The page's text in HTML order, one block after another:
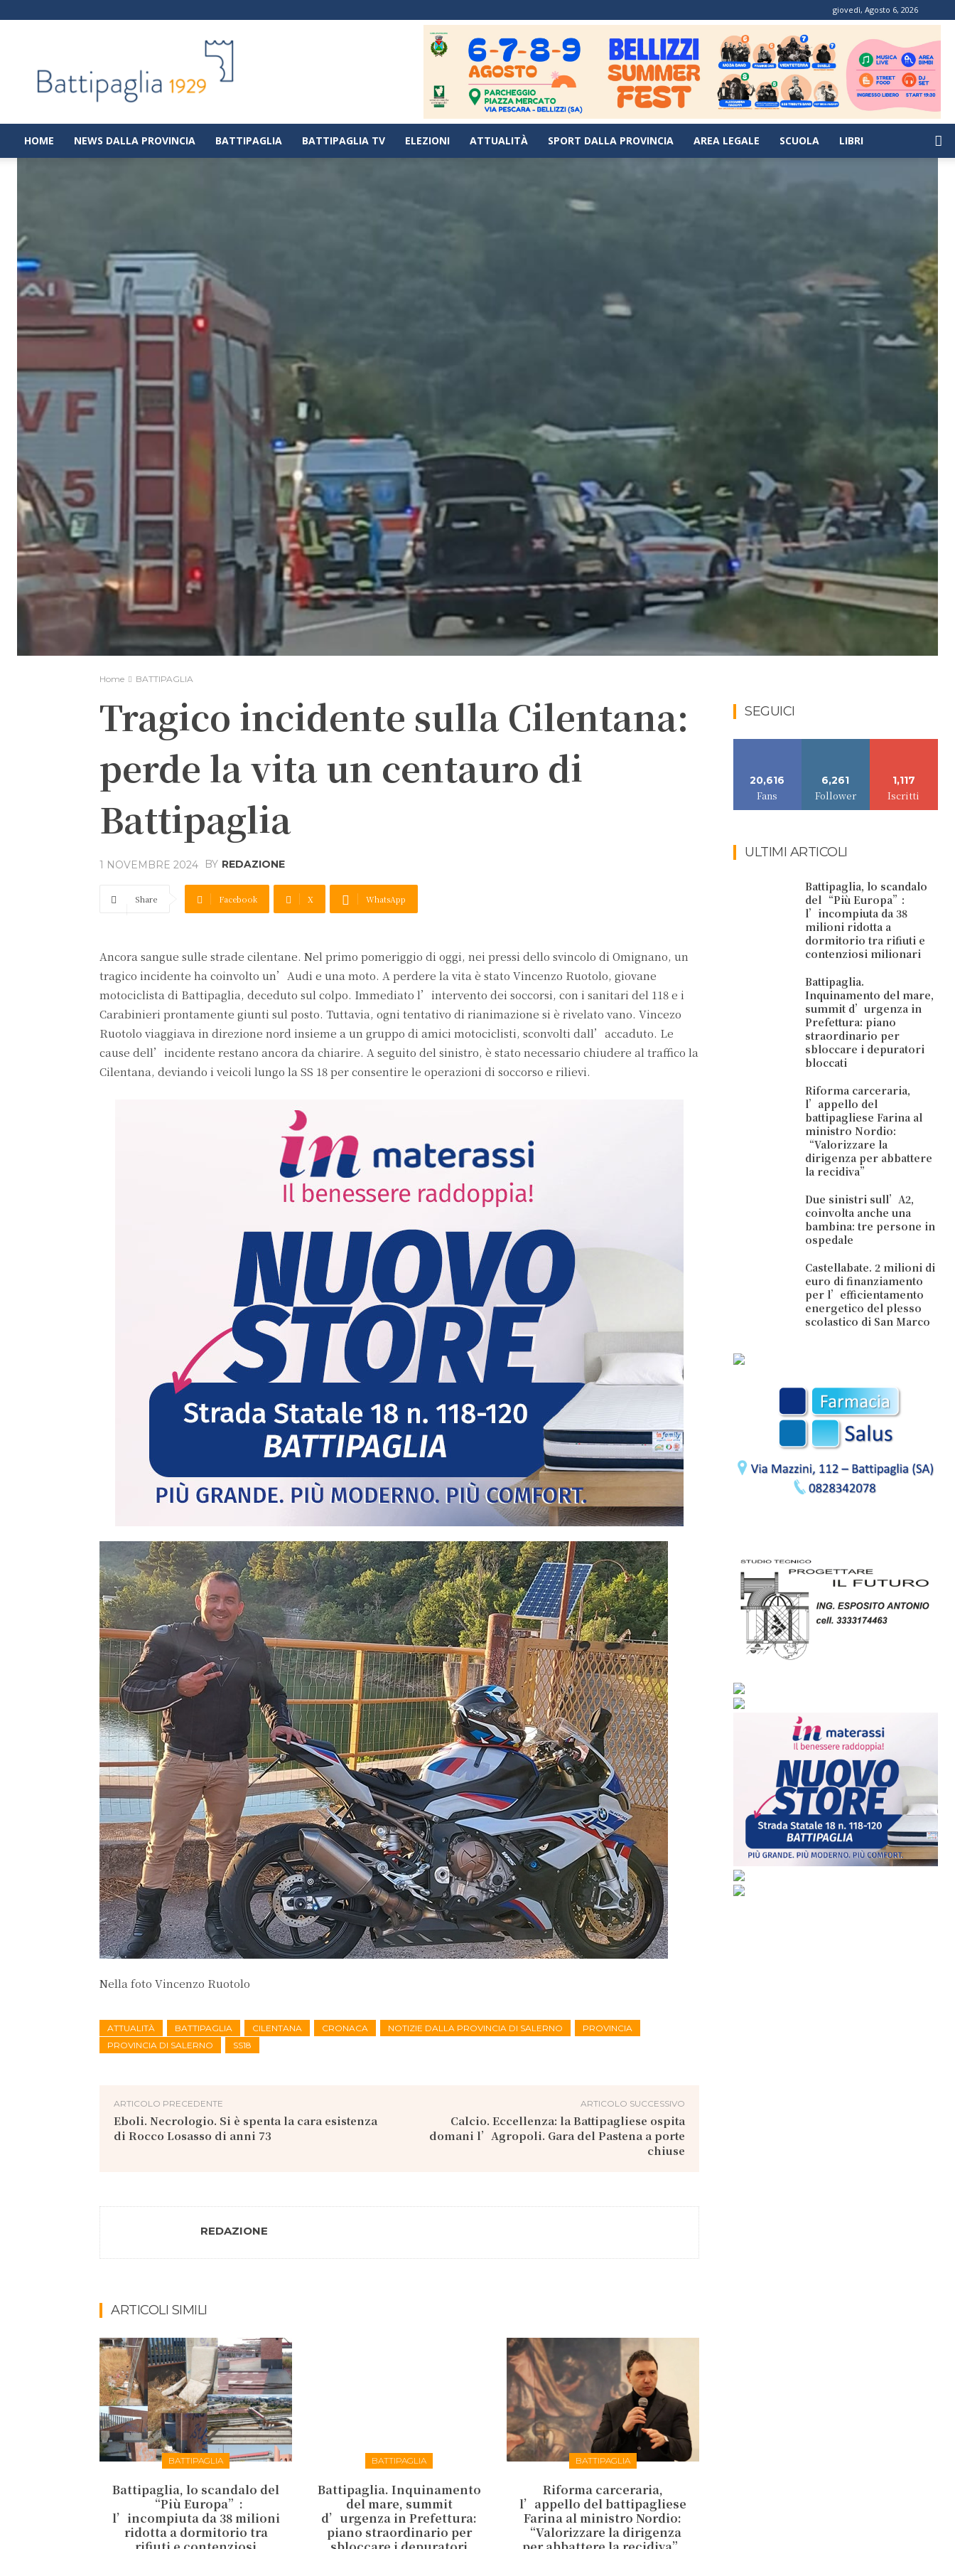
giovedì, Agosto 6, 2026
|
Notizie
dalla
città
di
HOME NEWS DALLA PROVINCIA BATTIPAGLIA BATTIPAGLIA TV ELEZIONI ATTUALITÀ SPORT DALLA PROVINCIA AREA LEGALE SCUOLA LIBRI
Home BATTIPAGLIA
Tragico incidente sulla Cilentana:
perde la vita un centauro di
Battipaglia
1 NOVEMBRE 2024 BY REDAZIONE
Share Facebook X WhatsApp
Ancora sangue sulle strade cilentane. Nel primo pomeriggio di oggi, nei pressi dello svincolo di Omignano, un
tragico incidente ha coinvolto un’Audi e una moto. A perdere la vita è stato Vincenzo Ruotolo, giovane
motociclista di Battipaglia, deceduto sul colpo. Immediato l’intervento dei soccorsi, con i sanitari del 118 e i
Carabinieri prontamente giunti sul posto. Tuttavia, ogni tentativo di rianimazione si è rivelato vano. Vincezo
Ruotolo viaggiava in direzione nord insieme a un gruppo di amici motociclisti, sconvolti dall’accaduto. Le
cause dell’incidente restano ancora da chiarire. A seguito del sinistro, è stato necessario chiudere al traffico la
Cilentana, deviando i veicoli lungo la SS 18 per consentire le operazioni di soccorso e rilievi.
Nella foto Vincenzo Ruotolo
ATTUALITÀ BATTIPAGLIA CILENTANA CRONACA NOTIZIE DALLA PROVINCIA DI SALERNO
PROVINCIA
PROVINCIA DI SALERNO
SS18
ARTICOLO PRECEDENTE
Eboli. Necrologio. Si è spenta la cara esistenza
di Rocco Losasso di anni 73
ARTICOLO SUCCESSIVO
Calcio. Eccellenza: la Battipagliese ospita
domani l’Agropoli. Gara del Pastena a porte
chiuse
REDAZIONE
ARTICOLI SIMILI
BATTIPAGLIA
Battipaglia, lo scandalo del
“Più Europa”:
l’incompiuta da 38 milioni
ridotta a dormitorio tra
BATTIPAGLIA
Battipaglia. Inquinamento
del mare, summit
d’urgenza in Prefettura:
piano straordinario per
BATTIPAGLIA
Riforma carceraria,
l’appello del battipagliese
Farina al ministro Nordio:
“Valorizzare la dirigenza
SEGUICI
20,616
Fans
6,261
Follower
1,117
Iscritti
ULTIMI ARTICOLI
Battipaglia, lo scandalo
del “Più Europa”:
l’incompiuta da 38
milioni ridotta a
dormitorio tra rifiuti e
contenziosi milionari
Battipaglia.
Inquinamento del mare,
summit d’urgenza in
Prefettura: piano
straordinario per
sbloccare i depuratori
bloccati
Riforma carceraria,
l’appello del
battipagliese Farina al
ministro Nordio:
“Valorizzare la
dirigenza per abbattere
la recidiva”
Due sinistri sull’A2,
coinvolta anche una
bambina: tre persone in
ospedale
Castellabate. 2 milioni di
euro di finanziamento
per l’efficientamento
energetico del plesso
scolastico di San Marco